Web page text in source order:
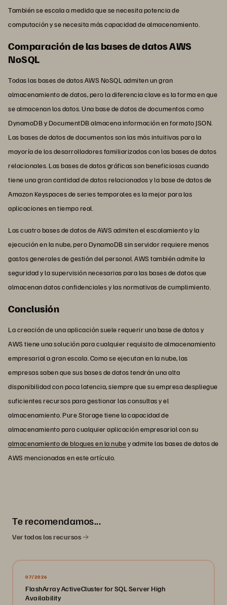
También se escala a medida que se necesita potencia de
computación y se necesita más capacidad de almacenamiento.
Comparación de las bases de datos AWS
NoSQL
Todas las bases de datos AWS NoSQL admiten un gran
almacenamiento de datos, pero la diferencia clave es la forma en que
se almacenan los datos. Una base de datos de documentos como
DynamoDB y DocumentDB almacena información en formato JSON.
Las bases de datos de documentos son las más intuitivas para la
mayoría de los desarrolladores familiarizados con las bases de datos
relacionales. Las bases de datos gráficas son beneficiosas cuando
tiene una gran cantidad de datos relacionados y la base de datos de
Amazon Keyspaces de series temporales es la mejor para las
aplicaciones en tiempo real.
Las cuatro bases de datos de AWS admiten el escalamiento y la
ejecución en la nube, pero DynamoDB sin servidor requiere menos
gastos generales de gestión del personal. AWS también admite la
seguridad y la supervisión necesarias para las bases de datos que
almacenan datos confidenciales y las normativas de cumplimiento.
Conclusión
La creación de una aplicación suele requerir una base de datos y
AWS tiene una solución para cualquier requisito de almacenamiento
empresarial a gran escala. Como se ejecutan en la nube, las
empresas saben que sus bases de datos tendrán una alta
disponibilidad con poca latencia, siempre que su empresa despliegue
suficientes recursos para gestionar las consultas y el
almacenamiento. Pure Storage tiene la capacidad de
almacenamiento para cualquier aplicación empresarial con su
almacenamiento de bloques en la nubey admite las bases de datos de
AWS mencionadas en este artículo.
Te recomendamos...
Ver todos los recursos
07/2026
FlashArray ActiveCluster for SQL Server High
Availability